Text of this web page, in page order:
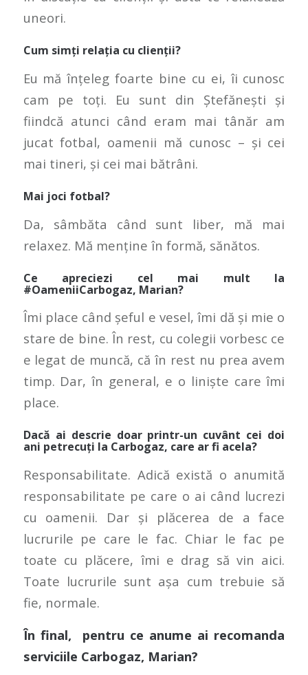
uneori.
Cum simți relația cu clienții?
Eu mă înțeleg foarte bine cu ei, îi cunosc
cam pe toți. Eu sunt din Ștefănești și
fiindcă atunci când eram mai tânăr am
jucat fotbal, oamenii mă cunosc – și cei
mai tineri, și cei mai bătrâni.
Mai joci fotbal?
Da, sâmbăta când sunt liber, mă mai
relaxez. Mă menține în formă, sănătos.
Ce apreciezi cel mai mult la
#OameniiCarbogaz, Marian?
Îmi place când șeful e vesel, îmi dă și mie o
stare de bine. În rest, cu colegii vorbesc ce
e legat de muncă, că în rest nu prea avem
timp. Dar, în general, e o liniște care îmi
place.
Dacă ai descrie doar printr-un cuvânt cei doi
ani petrecuți la Carbogaz, care ar fi acela?
Responsabilitate. Adică există o anumită
responsabilitate pe care o ai când lucrezi
cu oamenii. Dar și plăcerea de a face
lucrurile pe care le fac. Chiar le fac pe
toate cu plăcere, îmi e drag să vin aici.
Toate lucrurile sunt așa cum trebuie să
fie, normale.
În final, pentru ce anume ai recomanda
serviciile Carbogaz, Marian?